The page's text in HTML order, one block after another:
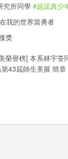
究所同學 #超認真少
我的世界當勇者
獎
榮譽榜] 本系林宇荃
43屆師生美展 簡